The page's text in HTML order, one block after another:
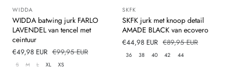
Leverancier:
WIDDA
WIDDA batwing jurk FARLO
LAVENDEL van tencel met
ceintuur
Verkoopprijs
€49,98 EUR Normale
prijs
€99,95 EUR
S M L XL XS
Leverancier:
SKFK
SKFK jurk met knoop detail
AMADE BLACK van ecovero
Verkoopprijs
€44,98 EUR Normale
prijs
€89,95 EUR
36 38 40 42 44